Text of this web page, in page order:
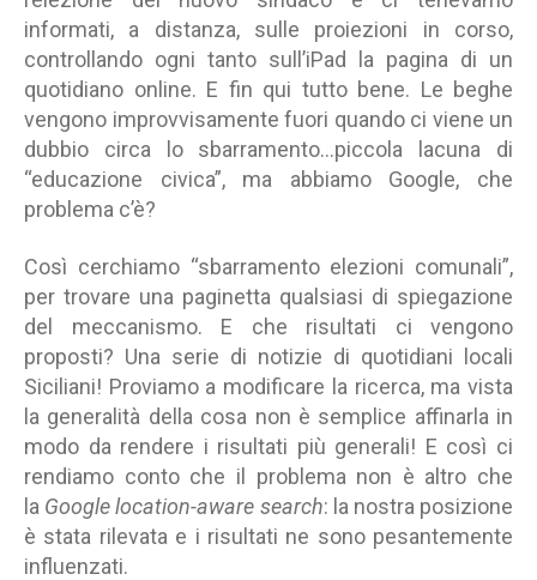
informati, a distanza, sulle proiezioni in corso,
controllando ogni tanto sull’iPad la pagina di un
quotidiano online. E fin qui tutto bene. Le beghe
vengono improvvisamente fuori quando ci viene un
dubbio circa lo sbarramento…piccola lacuna di
“educazione civica”, ma abbiamo Google, che
problema c’è?
Così cerchiamo “sbarramento elezioni comunali”,
per trovare una paginetta qualsiasi di spiegazione
del meccanismo. E che risultati ci vengono
proposti? Una serie di notizie di quotidiani locali
Siciliani! Proviamo a modificare la ricerca, ma vista
la generalità della cosa non è semplice affinarla in
modo da rendere i risultati più generali! E così ci
rendiamo conto che il problema non è altro che
la Google location-aware search: la nostra posizione
è stata rilevata e i risultati ne sono pesantemente
influenzati.